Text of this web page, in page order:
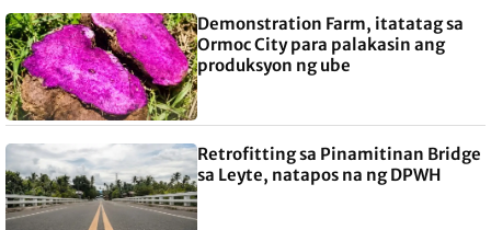
Demonstration Farm, itatatag sa
Ormoc City para palakasin ang
produksyon ng ube
Retrofitting sa Pinamitinan Bridge
sa Leyte, natapos na ng DPWH